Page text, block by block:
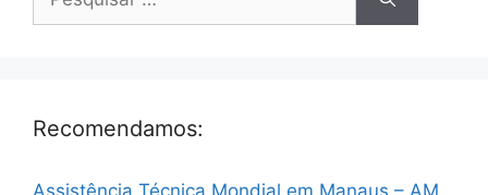
por:
Recomendamos:
Assistência Técnica Mondial em Manaus – AM